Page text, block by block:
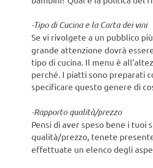
-Tipo di Cucina e la Carta dei vini
Se vi rivolgete a un pubblico
grande attenzione dovrà
tipo di cucina. Il menu è
perché. I piatti sono preparati
specificare questo genere di
-Rapporto qualità/prezzo
Pensi di aver speso bene i
qualità/prezzo, tenete
effettuate un elenco degli